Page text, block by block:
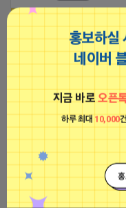
홍보하실
네이버
지금 바로오픈
하루 최대 10,000
2026-04-16 08:53 댓
티비 보는 라이언